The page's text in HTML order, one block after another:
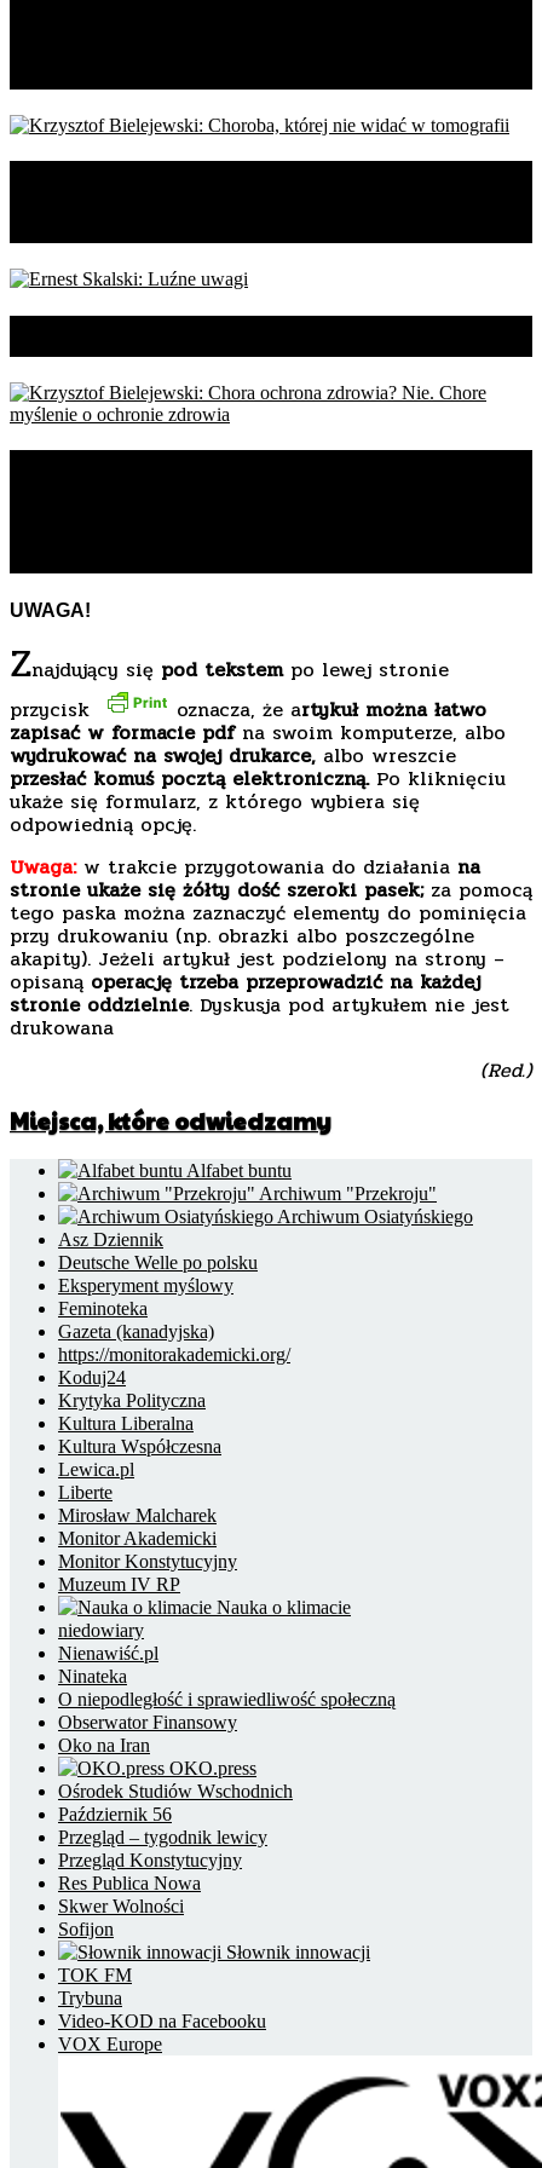
UWAGA!
Znajdujący się pod tekstempo lewej stronie
przycisk
oznacza, że artykuł można łatwo
zapisać w formacie pdfna swoim komputerze, albo
wydrukować na swojej drukarce, albo wreszcie
przesłać komuś pocztą elektroniczną.Po kliknięciu
ukaże się formularz, z którego wybiera się
odpowiednią opcję.
Uwaga:w trakcie przygotowania do działania na
stronie ukaże się żółty dość szeroki pasek;za pomocą
tego paska można zaznaczyć elementy do pominięcia
przy drukowaniu (np. obrazki albo poszczególne
akapity). Jeżeli artykuł jest podzielony na strony –
opisaną operację trzeba przeprowadzić na każdej
stronie oddzielnie. Dyskusja pod artykułem nie jest
drukowana
(Red.)
Miejsca, które odwiedzamy
Alfabet buntu
Archiwum "Przekroju"
Archiwum Osiatyńskiego
Asz Dziennik
Deutsche Welle po polsku
Eksperyment myślowy
Feminoteka
Gazeta (kanadyjska)
https://monitorakademicki.org/
Koduj24
Krytyka Polityczna
Kultura Liberalna
Kultura Współczesna
Lewica.pl
Liberte
Mirosław Malcharek
Monitor Akademicki
Monitor Konstytucyjny
Muzeum IV RP
Nauka o klimacie
niedowiary
Nienawiść.pl
Ninateka
O niepodległość i sprawiedliwość społeczną
Obserwator Finansowy
Oko na Iran
OKO.press
Ośrodek Studiów Wschodnich
Październik 56
Przegląd – tygodnik lewicy
Przegląd Konstytucyjny
Res Publica Nowa
Skwer Wolności
Sofijon
Słownik innowacji
TOK FM
Trybuna
Video-KOD na Facebooku
VOX Europe